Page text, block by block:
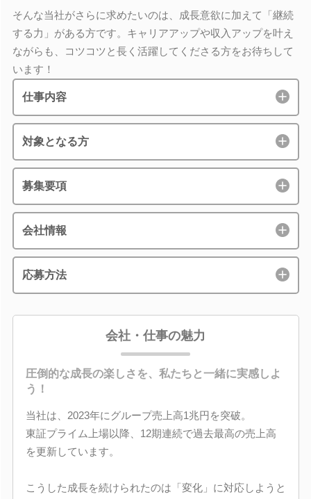
そんな当社がさらに求めたいのは、成長意欲に加えて「継続
する力」がある方です。キャリアアップや収入アップを叶え
ながらも、コツコツと長く活躍してくださる方をお待ちして
います！
仕事内容
対象となる方
募集要項
会社情報
応募方法
会社・仕事の魅力
圧倒的な成長の楽しさを、私たちと一緒に実感しよ
う！
当社は、2023年にグループ売上高1兆円を突破。
東証プライム上場以降、12期連続で過去最高の売上高
を更新しています。
こうした成長を続けられたのは「変化」に対応しようと